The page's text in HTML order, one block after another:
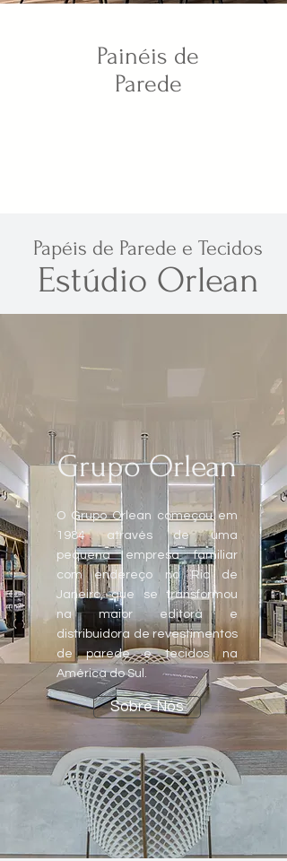
Painéis de
Parede
Papéis de Parede e Tecidos
Estúdio Orlean
Grupo Orlean
O Grupo Orlean começou em
1984 através de uma
pequena empresa familiar
com endereço no Rio de
Janeiro, que se transformou
na maior editora e
distribuidora de revestimentos
de parede e tecidos na
América do Sul.
Sobre Nós